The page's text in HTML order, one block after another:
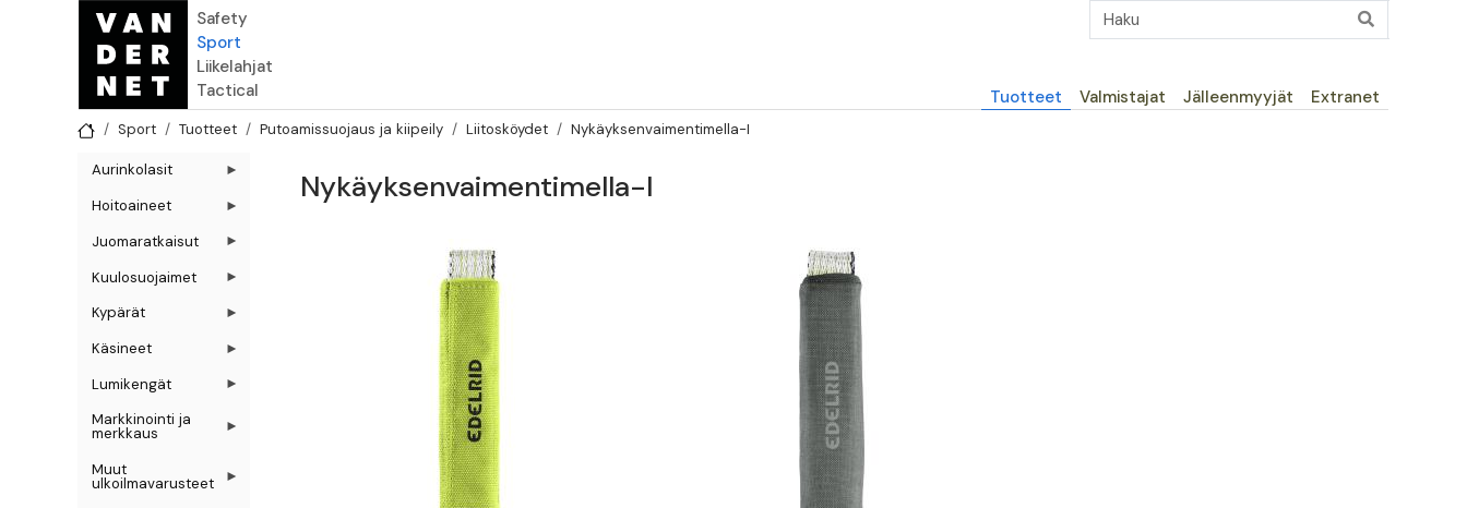
Hyppää pääsisältöön
Safety
Sport
Liikelahjat
Tactical
Päävalikko
Tuotteet Valmistajat Jälleenmyyjät Extranet
Sport Tuotteet Putoamissuojaus ja kiipeily Liitosköydet Nykäyksenvaimentimella-I
Nykäyksenvaimentimella-I
Aurinkolasit
Hoitoaineet
Juomaratkaisut
Kuulosuojaimet
Kypärät
Käsineet
Lumikengät
Markkinointi ja
merkkaus
Muut
ulkoilmavarusteet